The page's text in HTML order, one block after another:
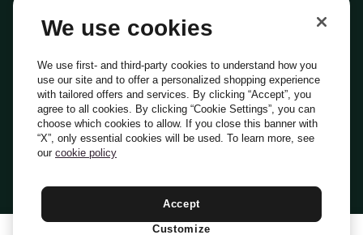
Everli Shoppers
About Us
Everli News
Domande frequenti
Lavora con noi
Diventa Shopper
Investitori
PrivacyCookiePreferenze Cookie
Termini e CondizioniCodice Etico
Indirizzo PEC: everli@pec.it - indirizzo DPO: dpo@everli.com
Italiano
We use cookies
We use first- and third-party cookies to understand how you
use our site and to offer a personalized shopping experience
with tailored offers and services. By clicking “Accept”, you
agree to all cookies. By clicking “Cookie Settings”, you can
choose which cookies to allow. If you close this banner with
“X”, only essential cookies will be used. To learn more, see
our cookie policy
Accept
Customize